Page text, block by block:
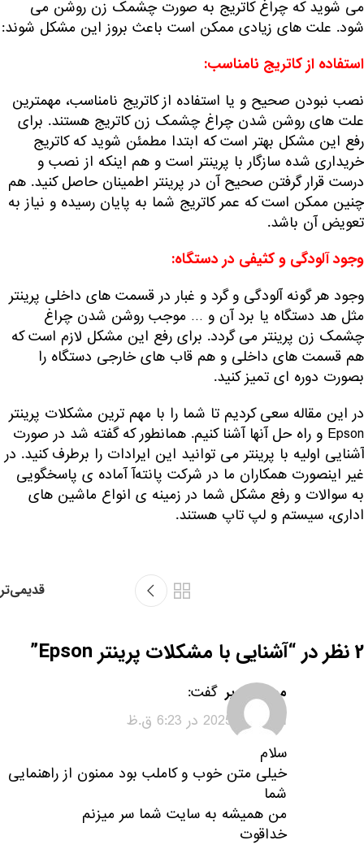
می شوید که چراغ کاتریج به صورت چشمک زن روشن می
شود. علت های زیادی ممکن است باعث بروز این مشکل شوند:
استفاده از کاتریج نامناسب:
نصب نبودن صحیح و یا استفاده از کاتریج نامناسب، مهمترین
علت های روشن شدن چراغ چشمک زن کاتریج هستند. برای
رفع این مشکل بهتر است که ابتدا مطمئن شوید که کاتریج
خریداری شده سازگار با پرینتر است و هم اینکه از نصب و
درست قرار گرفتن صحیح آن در پرینتر اطمینان حاصل کنید. هم
چنین ممکن است که عمر کاتریج شما به پایان رسیده و نیاز به
تعویض آن باشد.
وجود آلودگی و کثیفی در دستگاه:
وجود هر گونه آلودگی و گرد و غبار در قسمت های داخلی پرینتر
مثل هد دستگاه یا برد آن و … موجب روشن شدن چراغ
چشمک زن پرینتر می گردد. برای رفع این مشکل لازم است که
هم قسمت های داخلی و هم قاب های خارجی دستگاه را
بصورت دوره ای تمیز کنید.
در این مقاله سعی کردیم تا شما را با مهم ترین مشکلات پرینتر
Epson و راه حل آنها آشنا کنیم. همانطور که گفته شد در صورت
آشنایی اولیه با پرینتر می توانید این ایرادات را برطرف کنید. در
غیر اینصورت همکاران ما در شرکت پانته‌آ آماده ی پاسخگویی
به سوالات و رفع مشکل شما در زمینه ی انواع ماشین های
اداری، سیستم و لپ تاپ هستند.
قدیمی‌تر
2 نظر در “ آشنایی با مشکلات پرینتر Epson ”
مهسا دولوپر گفت:
اکتبر 23, 2025 در 6:23 ق.ظ
سلام
خیلی متن خوب و کاملب بود ممنون از راهنمایی
شما
من همیشه به سایت شما سر میزنم
خداقوت